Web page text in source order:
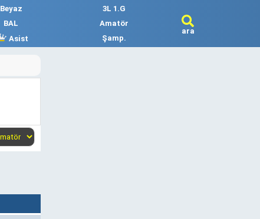
Beyaz
3L 1.G
BAL
Amatör
Asist Şamp.
ara